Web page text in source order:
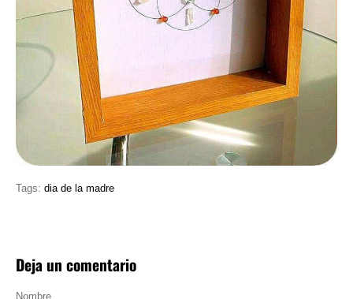
Tags: dia de la madre
Deja un comentario
Nombre